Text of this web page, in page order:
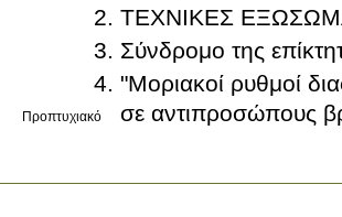
Προπτυχιακό
ΤΕΧΝΙΚΕΣ
Σύνδρομο της
"Μοριακοί ρυθμοί
σε αντιπροσώπους